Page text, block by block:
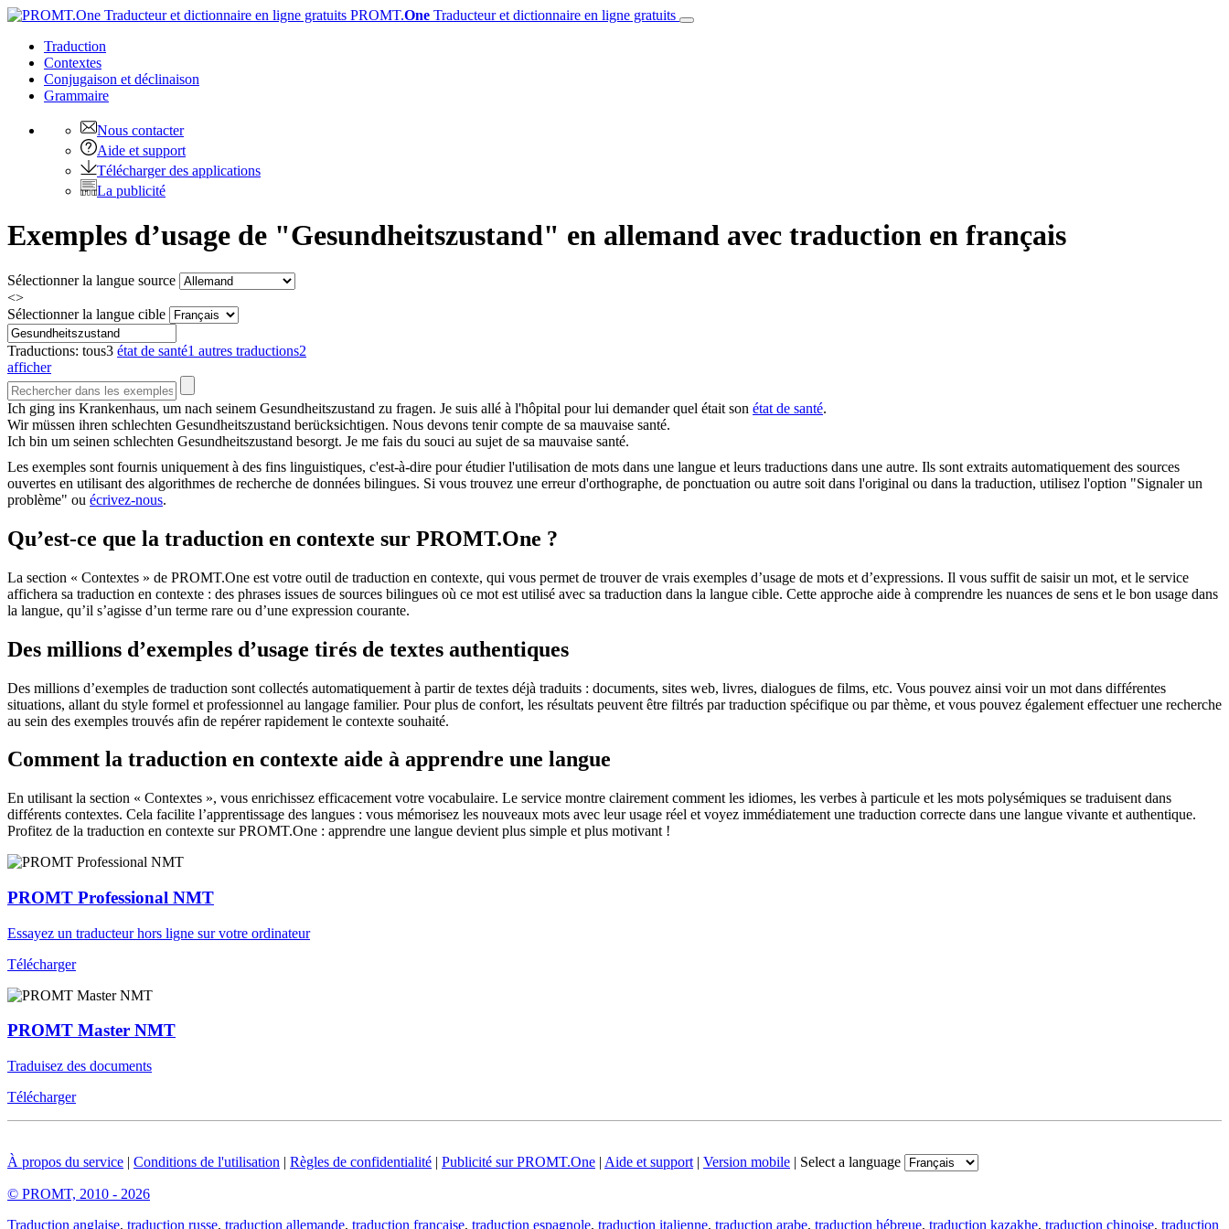
PROMT.One Traducteur et dictionnaire en ligne gratuits
Traduction
Contextes
Conjugaison et déclinaison
Grammaire
Nous contacter
Aide et support
Télécharger des applications
La publicité
Exemples d’usage de "Gesundheitszustand" en allemand avec traduction en français
Sélectionner la langue source
<>
Sélectionner la langue cible
Traductions: tous3 état de santé1 autres traductions2
afficher
Ich ging ins Krankenhaus, um nach seinem Gesundheitszustand zu fragen. Je suis allé à l'hôpital pour lui demander quel était son état de santé.
Wir müssen ihren schlechten Gesundheitszustand berücksichtigen. Nous devons tenir compte de sa mauvaise santé.
Ich bin um seinen schlechten Gesundheitszustand besorgt. Je me fais du souci au sujet de sa mauvaise santé.
Les exemples sont fournis uniquement à des fins linguistiques, c'est-à-dire pour étudier l'utilisation de mots dans une langue et leurs traductions dans une autre. Ils sont extraits automatiquement des sources
ouvertes en utilisant des algorithmes de recherche de données bilingues. Si vous trouvez une erreur d'orthographe, de ponctuation ou autre soit dans l'original ou dans la traduction, utilisez l'option "Signaler un
problème" ou écrivez-nous.
Qu’est-ce que la traduction en contexte sur PROMT.One ?
La section « Contextes » de PROMT.One est votre outil de traduction en contexte, qui vous permet de trouver de vrais exemples d’usage de mots et d’expressions. Il vous suffit de saisir un mot, et le service
affichera sa traduction en contexte : des phrases issues de sources bilingues où ce mot est utilisé avec sa traduction dans la langue cible. Cette approche aide à comprendre les nuances de sens et le bon usage dans
la langue, qu’il s’agisse d’un terme rare ou d’une expression courante.
Des millions d’exemples d’usage tirés de textes authentiques
Des millions d’exemples de traduction sont collectés automatiquement à partir de textes déjà traduits : documents, sites web, livres, dialogues de films, etc. Vous pouvez ainsi voir un mot dans différentes
situations, allant du style formel et professionnel au langage familier. Pour plus de confort, les résultats peuvent être filtrés par traduction spécifique ou par thème, et vous pouvez également effectuer une recherche
au sein des exemples trouvés afin de repérer rapidement le contexte souhaité.
Comment la traduction en contexte aide à apprendre une langue
En utilisant la section « Contextes », vous enrichissez efficacement votre vocabulaire. Le service montre clairement comment les idiomes, les verbes à particule et les mots polysémiques se traduisent dans
différents contextes. Cela facilite l’apprentissage des langues : vous mémorisez les nouveaux mots avec leur usage réel et voyez immédiatement une traduction correcte dans une langue vivante et authentique.
Profitez de la traduction en contexte sur PROMT.One : apprendre une langue devient plus simple et plus motivant !
PROMT Professional NMT
Essayez un traducteur hors ligne sur votre ordinateur
Télécharger
PROMT Master NMT
Traduisez des documents
Télécharger
À propos du service | Conditions de l'utilisation | Règles de confidentialité | Publicité sur PROMT.One | Aide et support | Version mobile | Select a language
© PROMT, 2010 - 2026
Traduction anglaise, traduction russe, traduction allemande, traduction française, traduction espagnole, traduction italienne, traduction arabe, traduction hébreue, traduction kazakhe, traduction chinoise, traduction